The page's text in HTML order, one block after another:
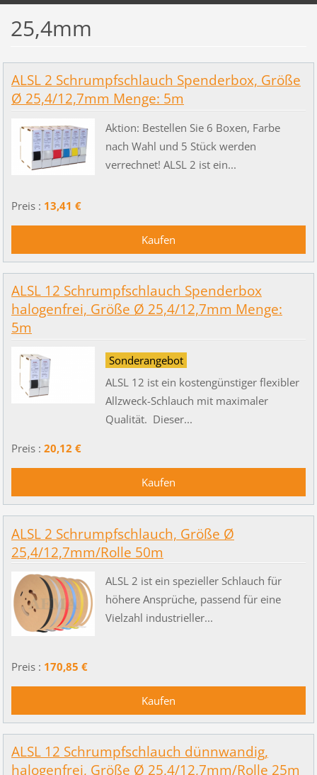
25,4mm
ALSL 2 Schrumpfschlauch Spenderbox, Größe
Ø 25,4/12,7mm Menge: 5m
Aktion: Bestellen Sie 6 Boxen, Farbe
nach Wahl und 5 Stück werden
verrechnet! ALSL 2 ist ein...
Preis : 13,41 €
ALSL 12 Schrumpfschlauch Spenderbox
halogenfrei, Größe Ø 25,4/12,7mm Menge:
5m
Sonderangebot
ALSL 12 ist ein kostengünstiger flexibler
Allzweck-Schlauch mit maximaler
Qualität. Dieser...
Preis : 20,12 €
ALSL 2 Schrumpfschlauch, Größe Ø
25,4/12,7mm/Rolle 50m
ALSL 2 ist ein spezieller Schlauch für
höhere Ansprüche, passend für eine
Vielzahl industrieller...
Preis : 170,85 €
ALSL 12 Schrumpfschlauch dünnwandig,
halogenfrei, Größe Ø 25,4/12,7mm/Rolle 25m